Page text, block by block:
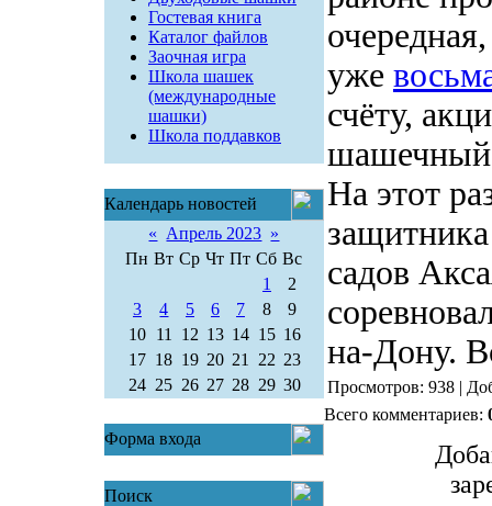
Гостевая книга
Каталог файлов
Заочная игра
Школа шашек
(международные
шашки)
Школа поддавков
Календарь новостей
« Апрель 2023 »
Пн Вт Ср Чт Пт Сб Вс
1
2
3
4 5 6 7 8
9
10 11 12 13 14 15 16
17 18 19 20 21 22 23
24 25 26 27 28 29 30
Форма входа
Поиск
очередная,
уже
счёту,
шашечный
На этот
садов
на-Дону.
Просмотров: 938 |
Всего комментариев: